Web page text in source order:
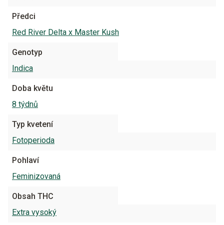
Předci
Red River Delta x Master Kush
Genotyp
Indica
Doba květu
8 týdnů
Typ kvetení
Fotoperioda
Pohlaví
Feminizovaná
Obsah THC
Extra vysoký